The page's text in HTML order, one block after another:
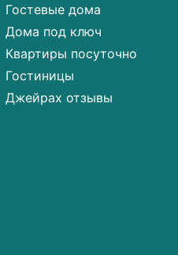
Гостевые дома
Дома под ключ
Квартиры посуточно
Гостиницы
Джейрах отзывы